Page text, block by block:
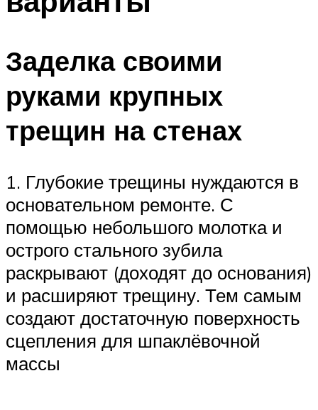
Заделка своими
руками крупных
трещин на стенах
1. Глубокие трещины нуждаются в
основательном ремонте. С
помощью небольшого молотка и
острого стального зубила
раскрывают (доходят до основания)
и расширяют трещину. Тем самым
создают достаточную поверхность
сцепления для шпаклёвочной
массы